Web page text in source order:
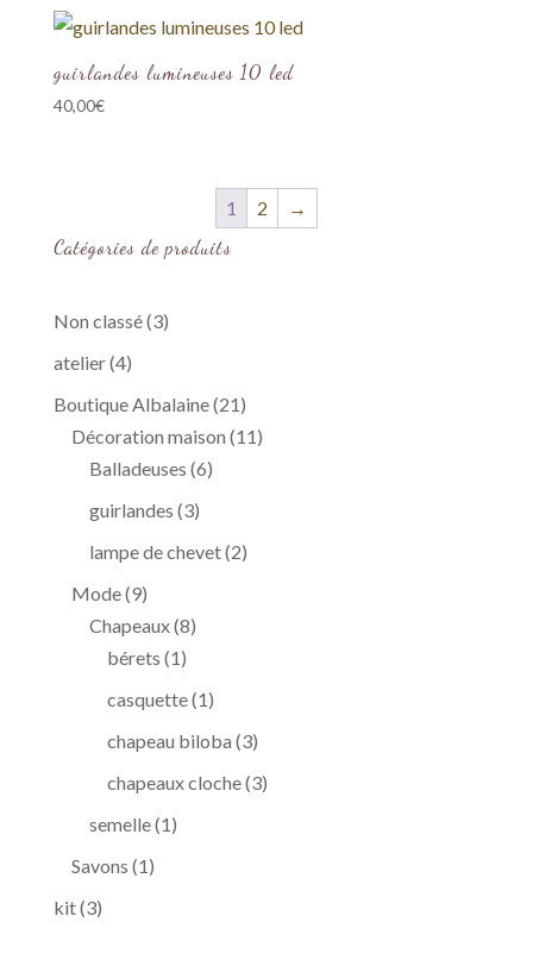
guirlandes lumineuses 10 led
40,00€
1 2
→
Catégories de produits
Non classé 33
atelier 44
produits
Boutique Albalaine 2121
produits
Décoration maison 1111
Balladeuses 66
guirlandes 33
produits
lampe de chevet 22
Mode 99
produits
Chapeaux 88
bérets 11
produit
casquette 11
produit
chapeau biloba 33
produits
chapeaux cloche 33
semelle 11
Savons 11
kit 33